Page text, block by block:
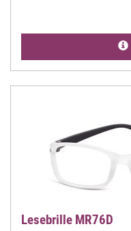
Lesebrille MR76D